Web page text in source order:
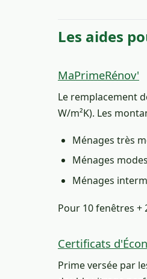
Les aides
MaPrimeRénov'
Le remplacement
W/m²K). Les
Ménages très
Ménages
Ménages
Pour 10 fenêtres +
Certificats
Prime versée par